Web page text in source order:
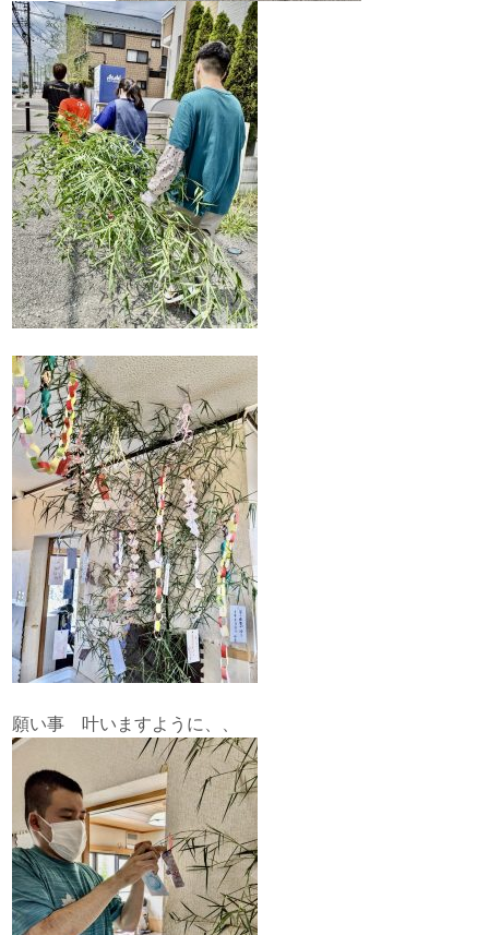
願い事 叶いますように、、